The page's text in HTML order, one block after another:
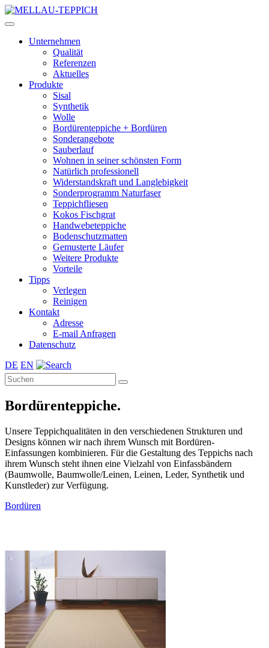
Unternehmen
Qualität
Referenzen
Aktuelles
Produkte
Sisal
Synthetik
Wolle
Bordürenteppiche + Bordüren
Sonderangebote
Sauberlauf
Wohnen in seiner schönsten Form
Natürlich professionell
Widerstandskraft und Langlebigkeit
Sonderprogramm Naturfaser
Teppichfliesen
Kokos Fischgrat
Handwebeteppiche
Bodenschutzmatten
Gemusterte Läufer
Weitere Produkte
Vorteile
Tipps
Verlegen
Reinigen
Kontakt
Adresse
E-mail Anfragen
Datenschutz
DE EN
Bordürenteppiche.
Unsere Teppichqualitäten in den verschiedenen Strukturen und
Designs können wir nach ihrem Wunsch mit Bordüren-
Einfassungen kombinieren. Für die Gestaltung des Teppichs nach
ihrem Wunsch steht ihnen eine Vielzahl von Einfassbändern
(Baumwolle, Baumwolle/Leinen, Leinen, Leder, Synthetik und
Kunstleder) zur Verfügung.
Bordüren